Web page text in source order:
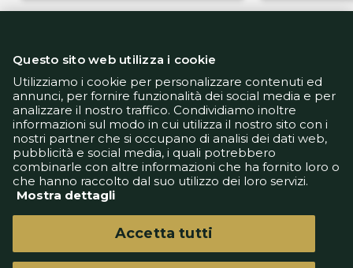
Informativa Privacy
Informativa Cookie
Tech App
Gestione preferenze
support@goldbetlive.it
Questo sito web utilizza i cookie
Utilizziamo i cookie per personalizzare contenuti ed
annunci, per fornire funzionalità dei social media e per
analizzare il nostro traffico. Condividiamo inoltre
informazioni sul modo in cui utilizza il nostro sito con i
nostri partner che si occupano di analisi dei dati web,
pubblicità e social media, i quali potrebbero
combinarle con altre informazioni che ha fornito loro o
che hanno raccolto dal suo utilizzo dei loro servizi.
Mostra dettagli
Accetta tutti